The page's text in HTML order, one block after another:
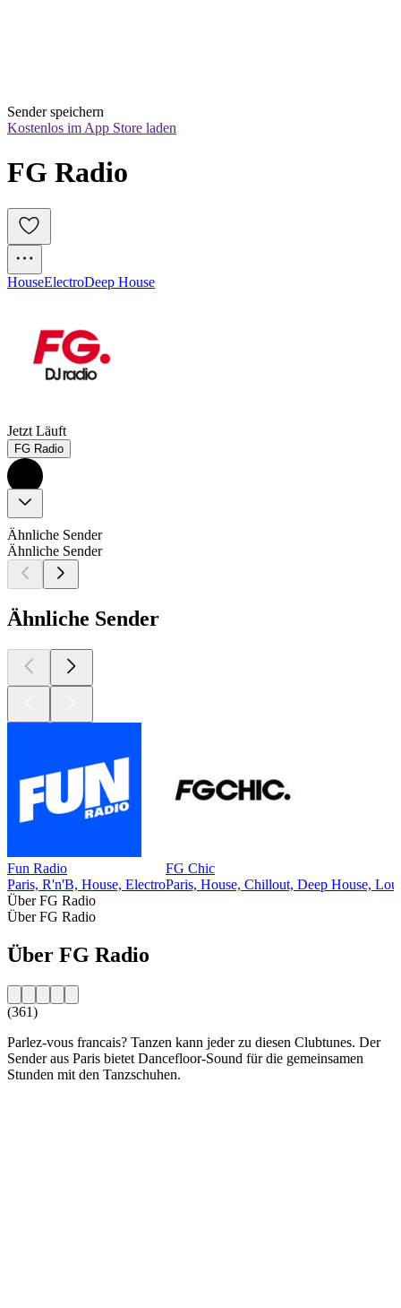
Sender speichern
Kostenlos im App Store laden
FG Radio
HouseElectroDeep House
Jetzt Läuft
FG Radio
Ähnliche Sender
Ähnliche Sender
Ähnliche Sender
Fun Radio
Paris, R'n'B, House, Electro
FG Chic
Paris, House, Chillout, Deep House,
Über FG Radio
Über FG Radio
Über FG Radio
(361)
Parlez-vous francais? Tanzen kann jeder zu diesen Clubtunes. Der
Sender aus Paris bietet Dancefloor-Sound für die gemeinsamen
Stunden mit den Tanzschuhen.